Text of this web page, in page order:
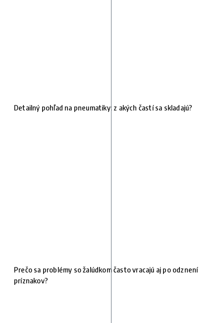
Detailný pohľad na pneumatiky: z akých častí sa skladajú?
Prečo sa problémy so žalúdkom často vracajú aj po odznení
príznakov?